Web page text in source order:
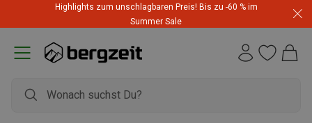
Highlights zum unschlagbaren Preis! Bis zu -60 % im
Summer Sale